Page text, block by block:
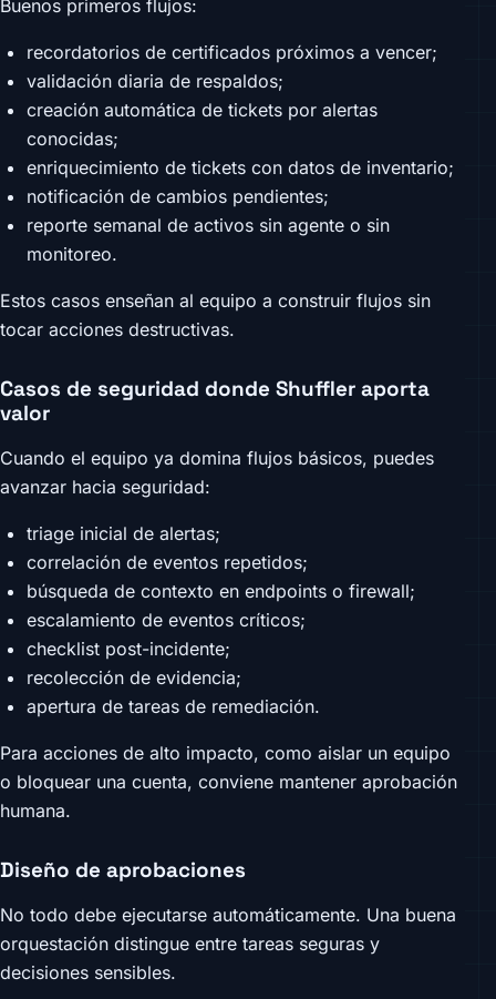
Buenos primeros flujos:
recordatorios de certificados próximos a vencer;
validación diaria de respaldos;
creación automática de tickets por alertas
conocidas;
enriquecimiento de tickets con datos de inventario;
notificación de cambios pendientes;
reporte semanal de activos sin agente o sin
monitoreo.
Estos casos enseñan al equipo a construir flujos sin
tocar acciones destructivas.
Casos de seguridad donde Shuffler aporta
valor
Cuando el equipo ya domina flujos básicos, puedes
avanzar hacia seguridad:
triage inicial de alertas;
correlación de eventos repetidos;
búsqueda de contexto en endpoints o firewall;
escalamiento de eventos críticos;
checklist post-incidente;
recolección de evidencia;
apertura de tareas de remediación.
Para acciones de alto impacto, como aislar un equipo
o bloquear una cuenta, conviene mantener aprobación
humana.
Diseño de aprobaciones
No todo debe ejecutarse automáticamente. Una buena
orquestación distingue entre tareas seguras y
decisiones sensibles.